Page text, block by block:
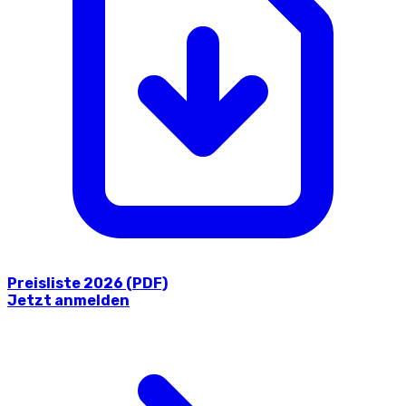
Preisliste 2026 (PDF)
Jetzt anmelden